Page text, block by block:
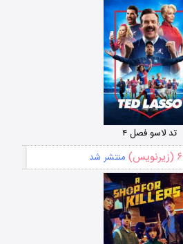
تد لاسو فصل ۴
۶ (زیرنویس) منتشر شد